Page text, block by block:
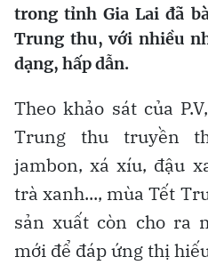
trong tỉnh Gia Lai đã
Trung thu, với nhiều
dạng, hấp dẫn.
Theo khảo sát của
Trung thu truyền
jambon, xá xíu, đậu
trà xanh..., mùa Tết
sản xuất còn cho ra
mới để đáp ứng thị